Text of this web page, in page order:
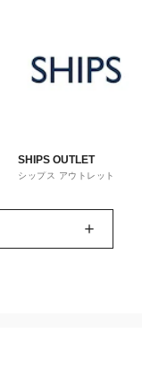
SHIPS OUTLET
シップス アウトレット